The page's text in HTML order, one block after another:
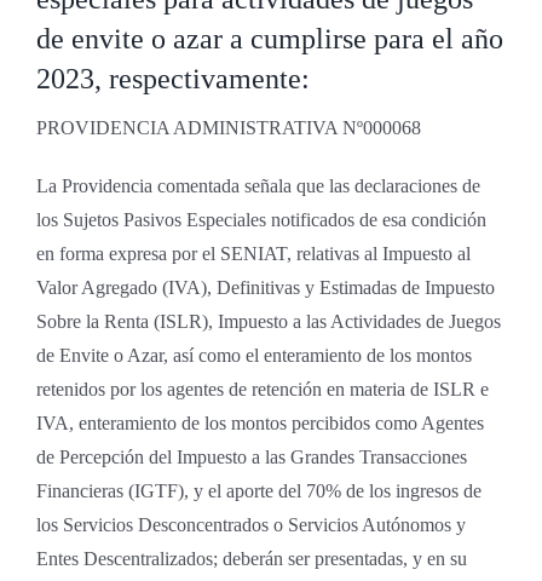
de envite o azar a cumplirse para el año
2023, respectivamente:
PROVIDENCIA ADMINISTRATIVA Nº000068
La Providencia comentada señala que las declaraciones de
los Sujetos Pasivos Especiales notificados de esa condición
en forma expresa por el SENIAT, relativas al Impuesto al
Valor Agregado (IVA), Definitivas y Estimadas de Impuesto
Sobre la Renta (ISLR), Impuesto a las Actividades de Juegos
de Envite o Azar, así como el enteramiento de los montos
retenidos por los agentes de retención en materia de ISLR e
IVA, enteramiento de los montos percibidos como Agentes
de Percepción del Impuesto a las Grandes Transacciones
Financieras (IGTF), y el aporte del 70% de los ingresos de
los Servicios Desconcentrados o Servicios Autónomos y
Entes Descentralizados; deberán ser presentadas, y en su